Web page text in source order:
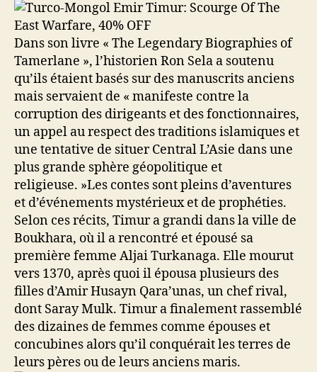
Dans son livre « The Legendary Biographies of
Tamerlane », l’historien Ron Sela a soutenu
qu’ils étaient basés sur des manuscrits anciens
mais servaient de « manifeste contre la
corruption des dirigeants et des fonctionnaires,
un appel au respect des traditions islamiques et
une tentative de situer Central L’Asie dans une
plus grande sphère géopolitique et
religieuse. »Les contes sont pleins d’aventures
et d’événements mystérieux et de prophéties.
Selon ces récits, Timur a grandi dans la ville de
Boukhara, où il a rencontré et épousé sa
première femme Aljai Turkanaga. Elle mourut
vers 1370, après quoi il épousa plusieurs des
filles d’Amir Husayn Qara’unas, un chef rival,
dont Saray Mulk. Timur a finalement rassemblé
des dizaines de femmes comme épouses et
concubines alors qu’il conquérait les terres de
leurs pères ou de leurs anciens maris.